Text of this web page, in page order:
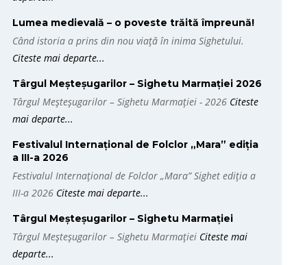
Lumea medievală – o poveste trăită împreună!
Când istoria a prins din nou viață în inima Sighetului.
Citeste mai departe...
Târgul Meșteșugarilor – Sighetu Marmației 2026
Târgul Meșteșugarilor – Sighetu Marmației - 2026 Citeste
mai departe...
Festivalul Internațional de Folclor „Mara” ediția
a III-a 2026
Festivalul Internațional de Folclor „Mara” Sighet ediția a
III-a 2026 Citeste mai departe...
Târgul Meșteșugarilor – Sighetu Marmației
Târgul Meșteșugarilor – Sighetu Marmației Citeste mai
departe...